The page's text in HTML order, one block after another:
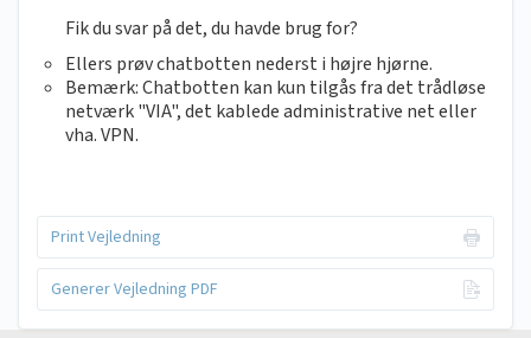
Fik du svar på det, du havde brug for?
Ellers prøv chatbotten nederst i højre hjørne.
Bemærk: Chatbotten kan kun tilgås fra det trådløse
netværk "VIA", det kablede administrative net eller
vha. VPN.
Print Vejledning
Generer Vejledning PDF